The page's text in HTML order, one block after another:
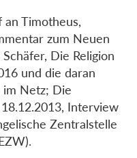
Timotheus,
zum Neuen
Die Religion
und die daran
im Netz; Die
Interview
Zentralstelle